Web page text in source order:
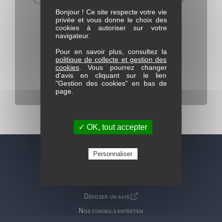
Déposer un avis
Nos conseils entretien
Bonjour ! Ce site respecte votre vie
privée et vous donne le choix des
cookies à autoriser sur votre
navigateur.
Pour en savoir plus, consultez la
politique de collecte et gestion des
cookies. Vous pourrez changer
d'avis en cliquant sur le lien
"Gestion des cookies" en bas de
page.
✓ OK, tout accepter
Personnaliser